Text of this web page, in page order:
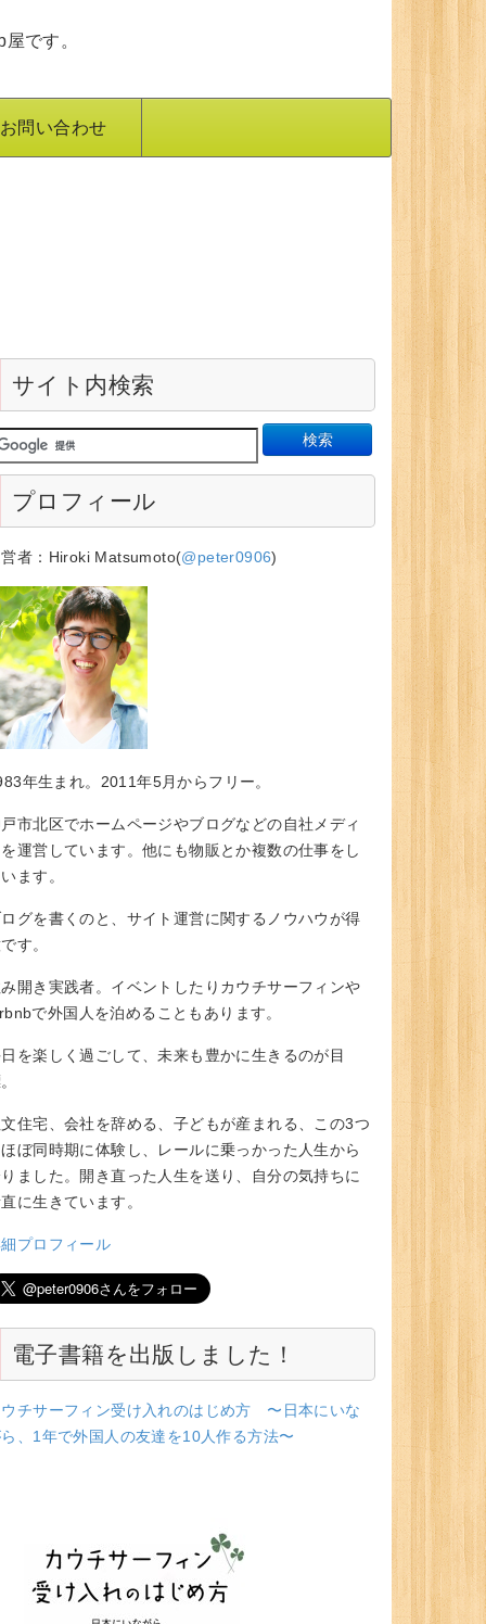
です。
お問い合わせ
サイト内検索
プロフィール
者：Hiroki Matsumoto(@peter0906)
年生まれ。2011年5月からフリー。
市北区でホームページやブログなどの自社メディ
運営しています。他にも物販とか複数の仕事をし
ます。
グを書くのと、サイト運営に関するノウハウが得
す。
開き実践者。イベントしたりカウチサーフィンや
で外国人を泊めることもあります。
を楽しく過ごして、未来も豊かに生きるのが目
住宅、会社を辞める、子どもが産まれる、この3つ
ぼ同時期に体験し、レールに乗っかった人生から
ました。開き直った人生を送り、自分の気持ちに
に生きています。
プロフィール
電子書籍を出版しました！
チサーフィン受け入れのはじめ方 〜日本にいな
、1年で外国人の友達を10人作る方法〜